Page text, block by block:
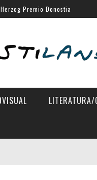
Premio Donostia
tristes» en Horizontes Latinos
en Sección Oficial de
LITERATURA/